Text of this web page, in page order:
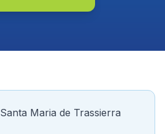
Santa Maria de Trassierra